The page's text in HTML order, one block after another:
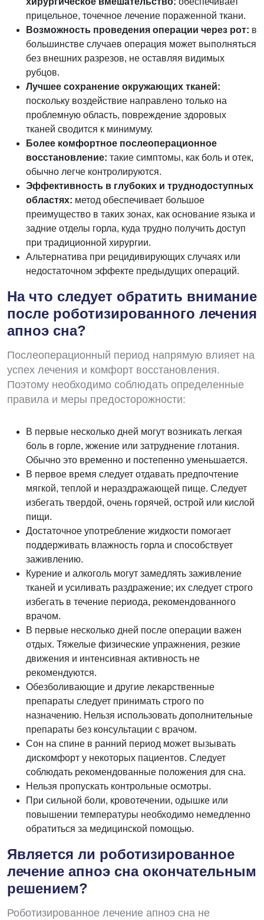
прицельное, точечное лечение пораженной ткани.
Возможность проведения операции через рот: в
большинстве случаев операция может выполняться
без внешних разрезов, не оставляя видимых
рубцов.
Лучшее сохранение окружающих тканей:
поскольку воздействие направлено только на
проблемную область, повреждение здоровых
тканей сводится к минимуму.
Более комфортное послеоперационное
восстановление: такие симптомы, как боль и отек,
обычно легче контролируются.
Эффективность в глубоких и труднодоступных
областях: метод обеспечивает большое
преимущество в таких зонах, как основание языка и
задние отделы горла, куда трудно получить доступ
при традиционной хирургии.
Альтернатива при рецидивирующих случаях или
недостаточном эффекте предыдущих операций.
На что следует обратить внимание
после роботизированного лечения
апноэ сна?
Послеоперационный период напрямую влияет на
успех лечения и комфорт восстановления.
Поэтому необходимо соблюдать определенные
правила и меры предосторожности:
В первые несколько дней могут возникать легкая
боль в горле, жжение или затруднение глотания.
Обычно это временно и постепенно уменьшается.
В первое время следует отдавать предпочтение
мягкой, теплой и нераздражающей пище. Следует
избегать твердой, очень горячей, острой или кислой
пищи.
Достаточное употребление жидкости помогает
поддерживать влажность горла и способствует
заживлению.
Курение и алкоголь могут замедлять заживление
тканей и усиливать раздражение; их следует строго
избегать в течение периода, рекомендованного
врачом.
В первые несколько дней после операции важен
отдых. Тяжелые физические упражнения, резкие
движения и интенсивная активность не
рекомендуются.
Обезболивающие и другие лекарственные
препараты следует принимать строго по
назначению. Нельзя использовать дополнительные
препараты без консультации с врачом.
Сон на спине в ранний период может вызывать
дискомфорт у некоторых пациентов. Следует
соблюдать рекомендованные положения для сна.
Нельзя пропускать контрольные осмотры.
При сильной боли, кровотечении, одышке или
повышении температуры необходимо немедленно
обратиться за медицинской помощью.
Является ли роботизированное
лечение апноэ сна окончательным
решением?
Роботизированное лечение апноэ сна не